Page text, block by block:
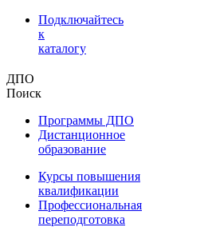
Подключайтесь
к
каталогу
ДПО
Поиск
Программы ДПО
Дистанционное
образование
Курсы повышения
квалификации
Профессиональная
переподготовка